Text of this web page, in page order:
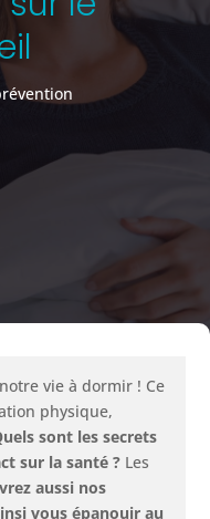
vie à dormir ! Ce
physique,
sont les secrets
sur la santé ? Les
aussi nos
vous épanouir au